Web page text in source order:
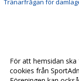
Tränarfrågan för
För att hemsidan
cookies från